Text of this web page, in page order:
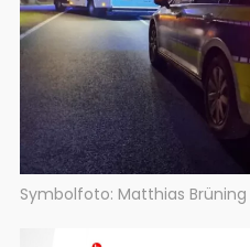
Symbolfoto: Matthias Brüning